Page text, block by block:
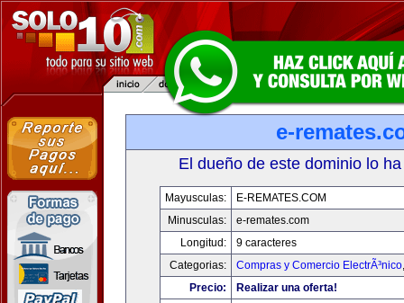
e-
El dueño de este dominio lo
Mayusculas:
E-REMATES.COM
Minusculas:
e-remates.com
Longitud:
9 caracteres
Categorias:
Compras y Comercio ElectrÃ³nico
Precio:
Realizar una oferta!